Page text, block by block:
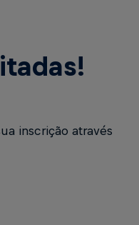
inscrição através